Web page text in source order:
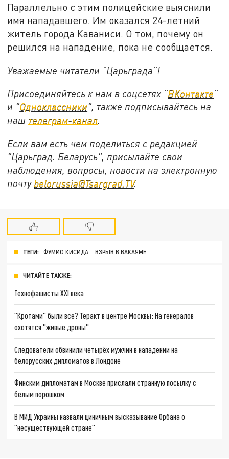
Параллельно с этим полицейские выяснили
имя нападавшего. Им оказался 24-летний
житель города Каваниси. О том, почему он
решился на нападение, пока не сообщается.
Уважаемые читатели "Царьграда"!
Присоединяйтесь к нам в соцсетях "ВКонтакте"
и "Одноклассники", также подписывайтесь на
наш телеграм-канал.
Если вам есть чем поделиться с редакцией
"Царьград. Беларусь", присылайте свои
наблюдения, вопросы, новости на электронную
почту belorussia@Tsargrad.TV.
ТЕГИ: ФУМИО КИСИДА ВЗРЫВ В ВАКАЯМЕ
ЧИТАЙТЕ ТАКЖЕ:
Технофашисты XXI века
"Кротами" были все? Теракт в центре Москвы: На генералов
охотятся "живые дроны"
Следователи обвинили четырёх мужчин в нападении на
белорусских дипломатов в Лондоне
Финским дипломатам в Москве прислали странную посылку с
белым порошком
В МИД Украины назвали циничным высказывание Орбана о
"несуществующей стране"